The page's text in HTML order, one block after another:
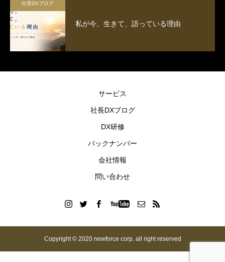
社長DXブログ
私が今、生きて、語っている理由
サービス
社長DXブログ
DX研修
バックナンバー
会社情報
問い合わせ
Copyright © 2020 newforce corp. all right reserved